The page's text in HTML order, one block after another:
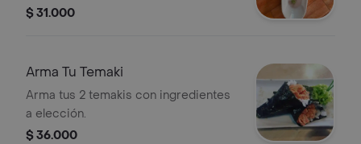
encuentra envuelto en aguacate
$ 31.000
Arma Tu Temaki
Arma tus 2 temakis con ingredientes
a elección.
$ 36.000